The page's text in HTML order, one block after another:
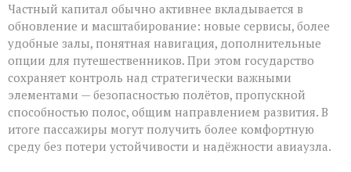
Частный капитал обычно активнее вкладывается в
обновление и масштабирование: новые сервисы, более
удобные залы, понятная навигация, дополнительные
опции для путешественников. При этом государство
сохраняет контроль над стратегически важными
элементами — безопасностью полётов, пропускной
способностью полос, общим направлением развития. В
итоге пассажиры могут получить более комфортную
среду без потери устойчивости и надёжности авиаузла.